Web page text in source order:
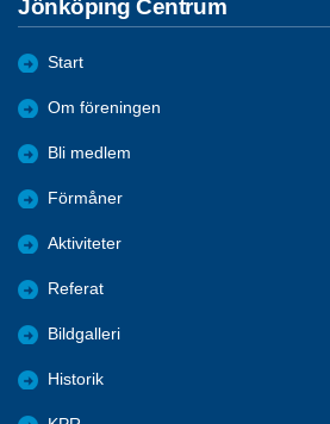
Jönköping Centrum
Start
Om föreningen
Bli medlem
Förmåner
Aktiviteter
Referat
Bildgalleri
Historik